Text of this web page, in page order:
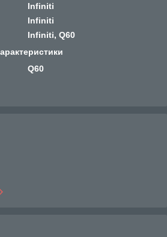
Infiniti
Infiniti
Infiniti, Q60
Q60